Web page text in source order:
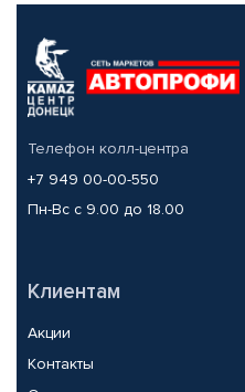
Телефон колл-центра
+7 949 00-00-550
Пн-Вс с 9.00 до 18.00
Клиентам
Акции
Контакты